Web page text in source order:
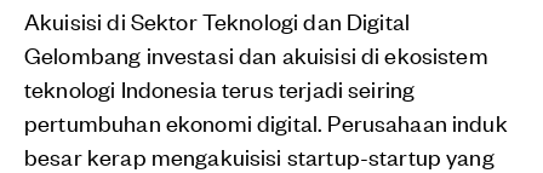
Akuisisi di Sektor Teknologi dan Digital
Gelombang investasi dan akuisisi di ekosistem
teknologi Indonesia terus terjadi seiring
pertumbuhan ekonomi digital. Perusahaan induk
besar kerap mengakuisisi startup-startup yang